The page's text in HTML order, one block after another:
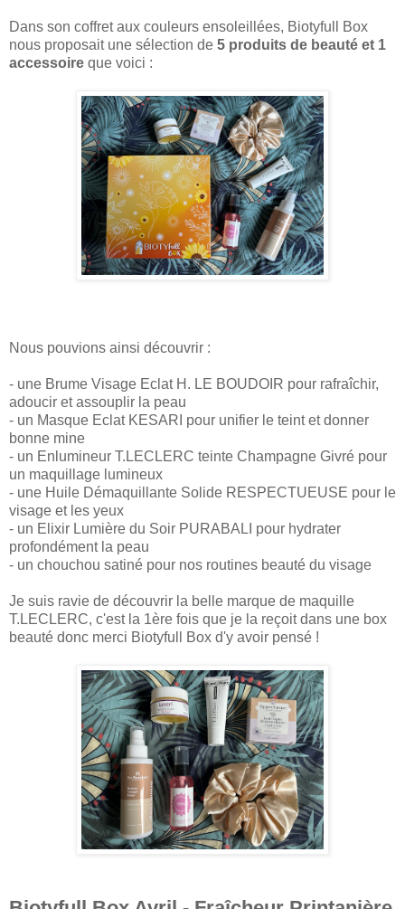
Dans son coffret aux couleurs ensoleillées, Biotyfull Box
nous proposait une sélection de 5 produits de beauté et 1
accessoire que voici :
Nous pouvions ainsi découvrir :
- une Brume Visage Eclat H. LE BOUDOIR pour rafraîchir,
adoucir et assouplir la peau
- un Masque Eclat KESARI pour unifier le teint et donner
bonne mine
- un Enlumineur T.LECLERC teinte Champagne Givré pour
un maquillage lumineux
- une Huile Démaquillante Solide RESPECTUEUSE pour le
visage et les yeux
- un Elixir Lumière du Soir PURABALI pour hydrater
profondément la peau
- un chouchou satiné pour nos routines beauté du visage
Je suis ravie de découvrir la belle marque de maquille
T.LECLERC, c'est la 1ère fois que je la reçoit dans une box
beauté donc merci Biotyfull Box d'y avoir pensé !